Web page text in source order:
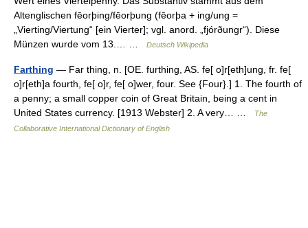
Altenglischen fēorþing/fēorþung (fēorþa + ing/ung =
„Vierting/Viertung“ [ein Vierter]; vgl. anord. „fjórðungr“). Diese
Münzen wurde vom 13.… …
Deutsch Wikipedia
Farthing — Far thing, n. [OE. furthing, AS. fe[ o]r[eth]ung, fr. fe[
o]r[eth]a fourth, fe[ o]r, fe[ o]wer, four. See {Four}.] 1. The fourth of
a penny; a small copper coin of Great Britain, being a cent in
United States currency. [1913 Webster] 2. A very… …
The
Collaborative International Dictionary of English